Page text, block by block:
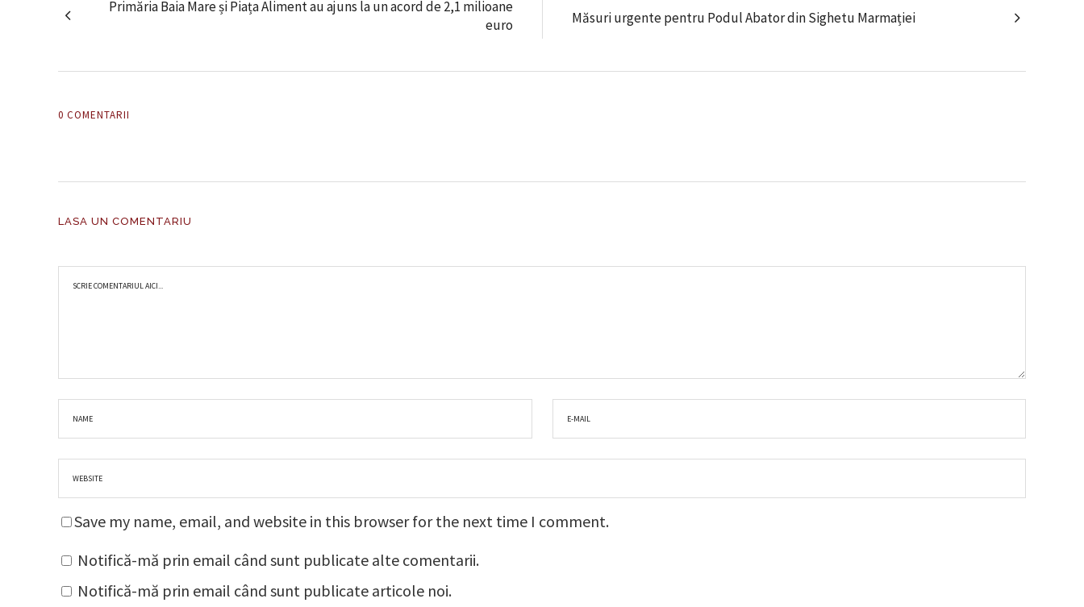
Primăria Baia Mare și Piața Aliment au ajuns la un acord de 2,1 milioane
euro
Măsuri urgente pentru Podul Abator din Sighetu Marmației
0 COMENTARII
LASA UN COMENTARIU
Save my name, email, and website in this browser for the next time I comment.
Notifică-mă prin email când sunt publicate alte comentarii.
Notifică-mă prin email când sunt publicate articole noi.